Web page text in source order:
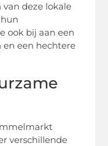
deze lokale
ook bij aan een
een hechtere
verschillende